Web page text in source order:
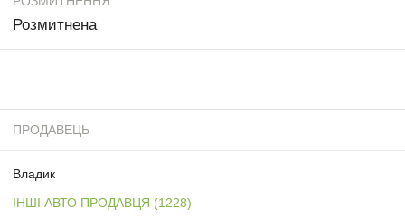
Розмитнена
ПРОДАВЕЦЬ
Владик
ІНШІ АВТО ПРОДАВЦЯ (1228)